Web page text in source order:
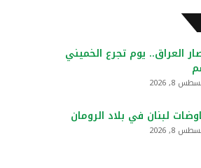
العراق.. يوم تجرع الخميني
8, 2026
لبنان في بلاد الرومان
8, 2026